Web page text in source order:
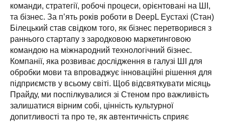
команди, стратегії, робочі процеси, орієнтовані на ШІ,
та бізнес. За п’ять років роботи в DeepL Еустахі (Стан)
Білецький став свідком того, як бізнес перетворився з
раннього стартапу з зародковою маркетинговою
командою на міжнародний технологічний бізнес.
Компанії, яка розвиває дослідження в галузі ШІ для
обробки мови та впроваджує інноваційні рішення для
підприємств у всьому світі. Щоб відсвяткувати місяць
Прайду, ми поспілкувалися зі Стеном про важливість
залишатися вірним собі, цінність культурної
допитливості та про те, як автентичність сприяє